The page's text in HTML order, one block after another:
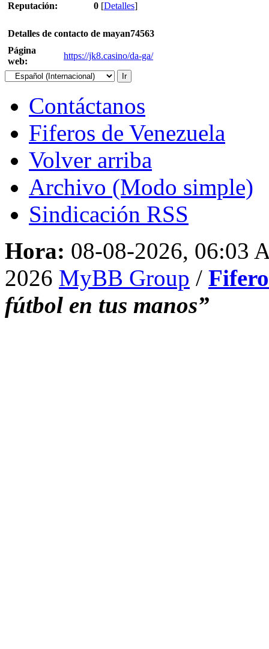
Reputación: 0 [Detalles]
Detalles de contacto de mayan74563
Página
web:
https://jk8.casino/da-ga/
Contáctanos
Fiferos de Venezuela
Volver arriba
Archivo (Modo simple)
Sindicación RSS
Hora: 08-08-2026, 06:03
2026 MyBB Group /
fútbol en tus manos”